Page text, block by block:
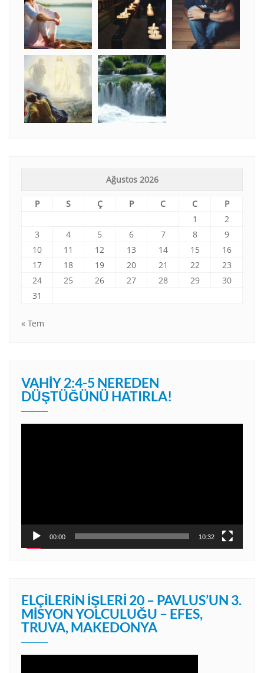
Ağustos 2026
P S Ç P C C
P
1
2
3
4 5 6 7 8
9
10
11 12 13 14 15
16
17
18 19 20 21 22
23
24
25 26 27 28 29
30
31
« Tem
VAHIY 2:4-5 NEREDEN
DÜŞTÜĞÜNÜ HATIRLA!
00:00 10:32
ELÇILERIN İŞLERI 20 – PAVLUS’UN 3.
MISYON YOLCULUĞU – EFES,
TRUVA, MAKEDONYA